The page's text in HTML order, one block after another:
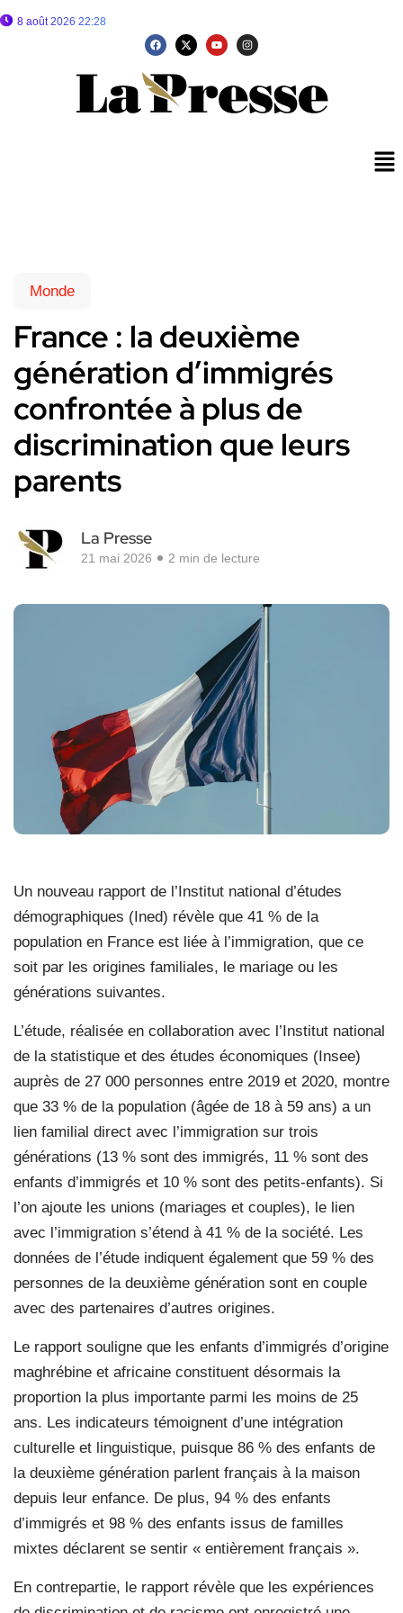
8 août 2026 22:28
Monde
France : la deuxième
génération d’immigrés
confrontée à plus de
discrimination que leurs
parents
La Presse
21 mai 2026 2 min de lecture
Un nouveau rapport de l’Institut national d’études
démographiques (Ined) révèle que 41 % de la
population en France est liée à l’immigration, que ce
soit par les origines familiales, le mariage ou les
générations suivantes.
L’étude, réalisée en collaboration avec l’Institut national
de la statistique et des études économiques (Insee)
auprès de 27 000 personnes entre 2019 et 2020, montre
que 33 % de la population (âgée de 18 à 59 ans) a un
lien familial direct avec l’immigration sur trois
générations (13 % sont des immigrés, 11 % sont des
enfants d’immigrés et 10 % sont des petits-enfants). Si
l’on ajoute les unions (mariages et couples), le lien
avec l’immigration s’étend à 41 % de la société. Les
données de l’étude indiquent également que 59 % des
personnes de la deuxième génération sont en couple
avec des partenaires d’autres origines.
Le rapport souligne que les enfants d’immigrés d’origine
maghrébine et africaine constituent désormais la
proportion la plus importante parmi les moins de 25
ans. Les indicateurs témoignent d’une intégration
culturelle et linguistique, puisque 86 % des enfants de
la deuxième génération parlent français à la maison
depuis leur enfance. De plus, 94 % des enfants
d’immigrés et 98 % des enfants issus de familles
mixtes déclarent se sentir « entièrement français ».
En contrepartie, le rapport révèle que les expériences